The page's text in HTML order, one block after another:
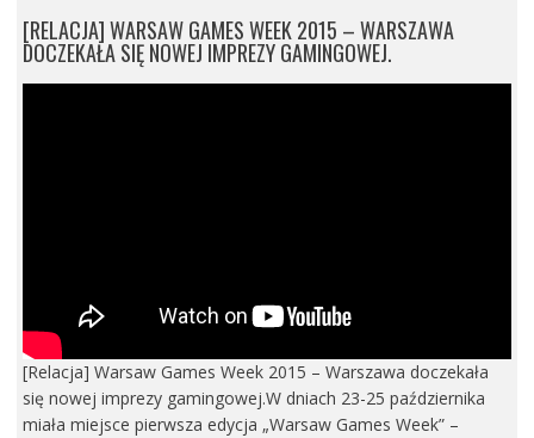
[RELACJA] WARSAW GAMES WEEK 2015 – WARSZAWA
DOCZEKAŁA SIĘ NOWEJ IMPREZY GAMINGOWEJ.
[Relacja] Warsaw Games Week 2015 – Warszawa doczekała
się nowej imprezy gamingowej.W dniach 23-25 października
miała miejsce pierwsza edycja „Warsaw Games Week” –